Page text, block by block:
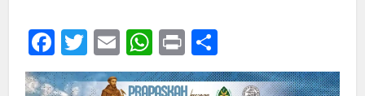
Facebook
Twitter
EmailWhatsApp
Print